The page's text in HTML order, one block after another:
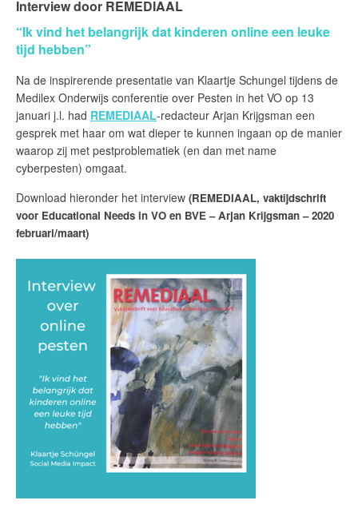
Interview door REMEDIAAL
“Ik vind het belangrijk dat kinderen online een leuke
tijd hebben”
Na de inspirerende presentatie van Klaartje Schungel tijdens de
Medilex Onderwijs conferentie over Pesten in het VO op 13
januari j.l. had REMEDIAAL-redacteur Arjan Krijgsman een
gesprek met haar om wat dieper te kunnen ingaan op de manier
waarop zij met pestproblematiek (en dan met name
cyberpesten) omgaat.
Download hieronder het interview (REMEDIAAL, vaktijdschrift
voor Educational Needs in VO en BVE – Arjan Krijgsman –2020
februari/maart)